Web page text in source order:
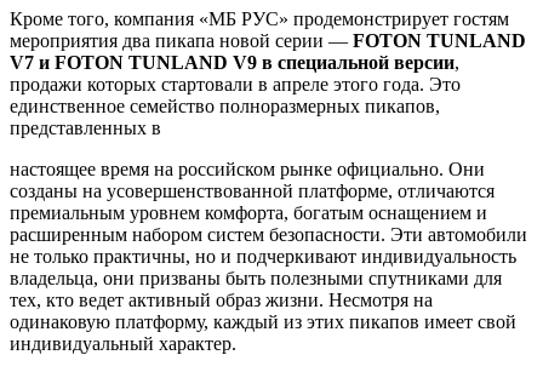
Кроме того, компания «МБ РУС» продемонстрирует гостям
мероприятия два пикапа новой серии — FOTON TUNLAND
V7 и FOTON TUNLAND V9 в специальной версии,
продажи которых стартовали в апреле этого года. Это
единственное семейство полноразмерных пикапов,
представленных в
настоящее время на российском рынке официально. Они
созданы на усовершенствованной платформе, отличаются
премиальным уровнем комфорта, богатым оснащением и
расширенным набором систем безопасности. Эти автомобили
не только практичны, но и подчеркивают индивидуальность
владельца, они призваны быть полезными спутниками для
тех, кто ведет активный образ жизни. Несмотря на
одинаковую платформу, каждый из этих пикапов имеет свой
индивидуальный характер.